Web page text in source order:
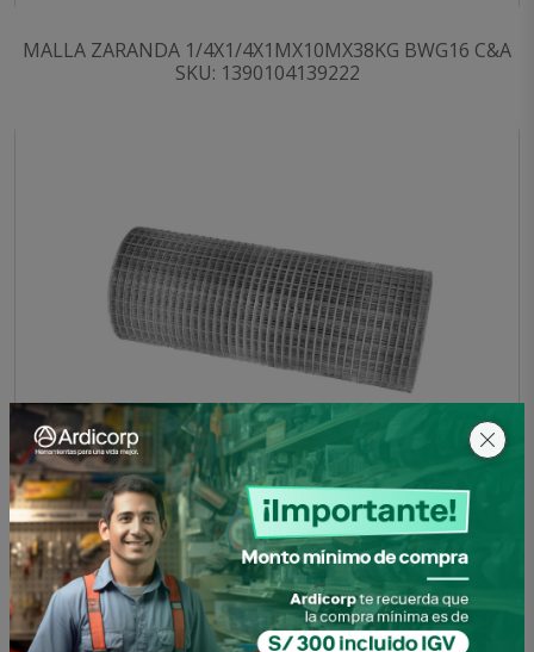
MALLA ZARANDA 1/4X1/4X1MX10MX38KG BWG16 C&A
SKU: 1390104139222
MALLA ZARANDA 3/4X3/4X1MX10MTX48KG BWG12 C&A
SKU: 1390104139224